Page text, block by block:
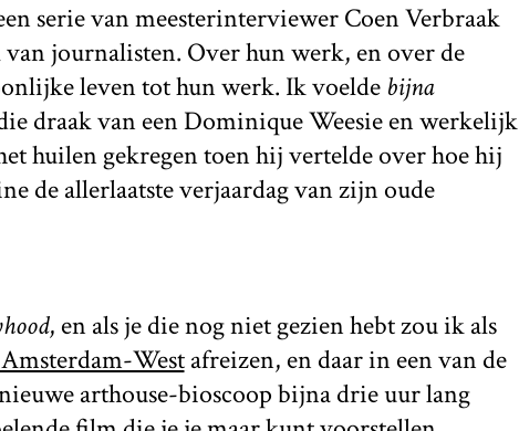
serie van meesterinterviewer Coen Verbraak
journalisten. Over hun werk, en over de
leven tot hun werk. Ik voelde bijna
draak van een Dominique Weesie en werkelijk
huilen gekregen toen hij vertelde over hoe hij
de allerlaatste verjaardag van zijn oude
, en als je die nog niet gezien hebt zou ik als
Westafreizen, en daar in een van de
arthouse-bioscoop bijna drie uur lang